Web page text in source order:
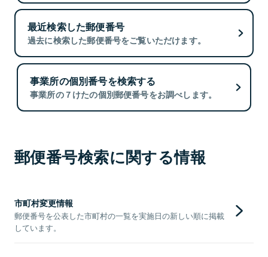
最近検索した郵便番号
過去に検索した郵便番号をご覧いただけます。
事業所の個別番号を検索する
事業所の７けたの個別郵便番号をお調べします。
郵便番号検索に関する情報
市町村変更情報
郵便番号を公表した市町村の一覧を実施日の新しい順に掲載
しています。